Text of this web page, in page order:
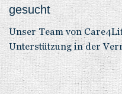
gesucht
Unser Team von
Unterstützung in der